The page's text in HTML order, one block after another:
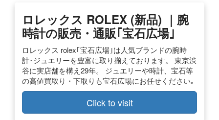
ロレックス ROLEX (新品) ｜腕
時計の販売・通販｢宝石広場｣
ロレックス rolex｢宝石広場｣は人気ブランドの腕時
計･ジュエリーを豊富に取り揃えております。 東京渋
谷に実店舗を構え29年。 ジュエリーや時計、宝石等
の高値買取り・下取りも宝石広場にお任せください｡
Click to visit